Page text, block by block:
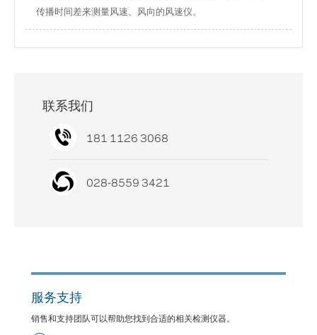
传播时间差来测量风速、风向的风速仪。
联系我们
181 1126 3068
181 1126 3068
028-8559 3421
028-8559 3421
服务支持
销售和支持团队可以帮助您找到合适的相关检测仪器。